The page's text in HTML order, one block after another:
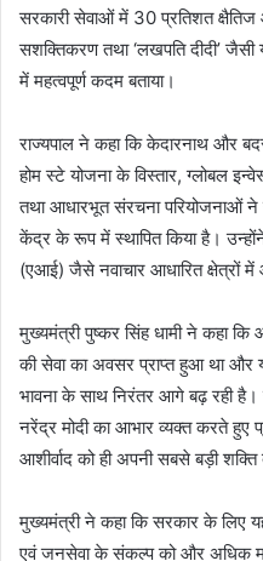
सरकारी सेवाओं में 30 प्रतिशत
सशक्तिकरण तथा ‘लखपति दीदी’
में महत्वपूर्ण कदम बताया।
राज्यपाल ने कहा कि केदारनाथ और
होम स्टे योजना के विस्तार, ग्लोबल
तथा आधारभूत संरचना परियोजनाओं
केंद्र के रूप में स्थापित किया है।
(एआई) जैसे नवाचार आधारित क्षेत्रों
मुख्यमंत्री पुष्कर सिंह धामी ने कहा कि
की सेवा का अवसर प्राप्त हुआ था और
भावना के साथ निरंतर आगे बढ़ रही
नरेंद्र मोदी का आभार व्यक्त करते हुए
आशीर्वाद को ही अपनी सबसे बड़ी शक्ति
मुख्यमंत्री ने कहा कि सरकार के लिए
एवं जनसेवा के संकल्प को और अधिक